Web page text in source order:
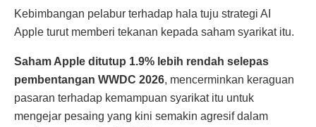
Kebimbangan pelabur terhadap hala tuju strategi AI
Apple turut memberi tekanan kepada saham syarikat itu.
Saham Apple ditutup 1.9% lebih rendah selepas
pembentangan WWDC 2026, mencerminkan keraguan
pasaran terhadap kemampuan syarikat itu untuk
mengejar pesaing yang kini semakin agresif dalam